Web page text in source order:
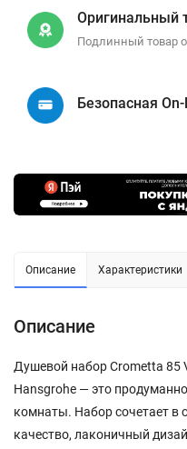
Оригинальный
Подлинный товар
Безопасная
Описание Характеристики
Описание
Душевой набор Crometta 85
Hansgrohe — это
комнаты. Набор сочетает в
качество, лаконичный